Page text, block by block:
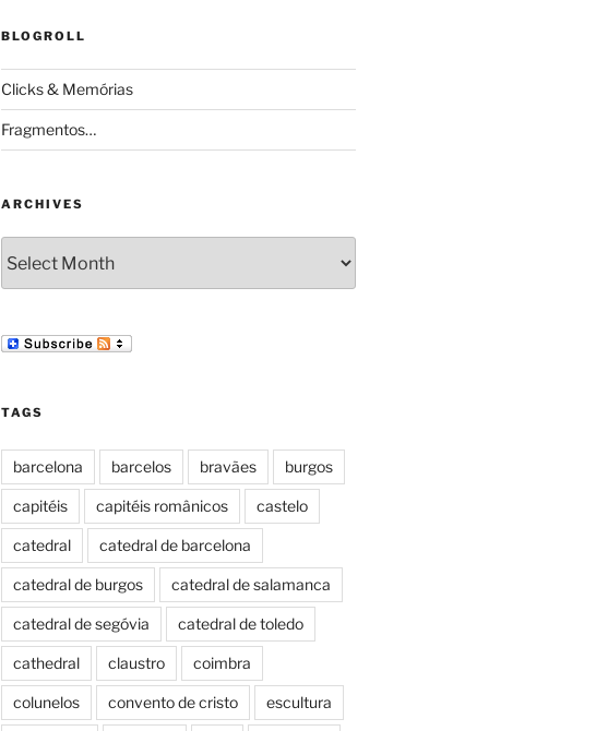
BLOGROLL
Clicks & Memórias
Fragmentos…
ARCHIVES
TAGS
barcelona barcelos bravães burgos
capitéis capitéis românicos castelo
catedral catedral de barcelona
catedral de burgos catedral de salamanca
catedral de segóvia catedral de toledo
cathedral claustro coimbra
colunelos convento de cristo escultura